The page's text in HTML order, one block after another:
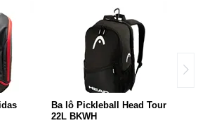
Ba lô Pickleball Head Tour
22L BKWH